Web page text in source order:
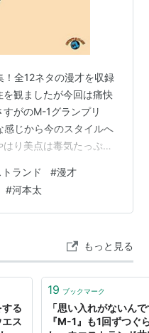
！全12ネタの漫才を収録
観ましたが今回は痛快
がのM-1グランプリ
じから今のスタイルへ
り美点は毒気たっぷり
るなぁー 激しく吠えま
す（あるいは気にも留
みんな薄々思ってるよ
容■ラーメン屋■○○屋
■…
ランド #漫才
#河本太
もっと見る
る
ス
19 ブックマーク
「思い入れがないん
『M-1』も1回ずつぐ